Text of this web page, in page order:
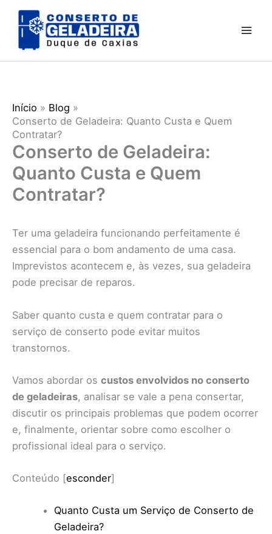
para
Início
Blog
Conserto de Geladeira: Quanto Custa e Quem
Contratar?
Conserto de Geladeira:
Quanto Custa e Quem
Contratar?
Ter uma geladeira funcionando perfeitamente é
essencial para o bom andamento de uma casa.
Imprevistos acontecem e, às vezes, sua geladeira
pode precisar de reparos.
Saber quanto custa e quem contratar para o
serviço de conserto pode evitar muitos
transtornos.
Vamos abordar os custos envolvidos no conserto
de geladeiras, analisar se vale a pena consertar,
discutir os principais problemas que podem ocorrer
e, finalmente, orientar sobre como escolher o
profissional ideal para o serviço.
Conteúdo [esconder]
Quanto Custa um Serviço de Conserto de
Geladeira?